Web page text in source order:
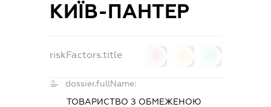
КИЇВ-ПАНТЕР
riskFactors.title
dossier.fullName:
ТОВАРИСТВО З ОБМЕЖЕНОЮ